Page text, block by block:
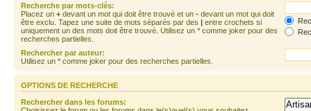
Recherche par mots-clés:
Placez un + devant un mot qui doit être trouvé et un - devant un mot qui doit
être exclu. Tapez une suite de mots séparés par des | entre crochets si
uniquement un des mots doit être trouvé. Utilisez un * comme joker pour des
recherches partielles.
Rechercher par auteur:
Utilisez un * comme joker pour des recherches partielles.
OPTIONS DE RECHERCHE
Rechercher dans les forums: